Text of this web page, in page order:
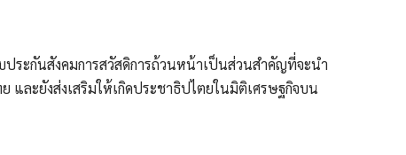
ประกันสังคมการสวัสดิการถ้วนหน้าเป็นส่วนสำคัญที่จะนำ
และยังส่งเสริมให้เกิดประชาธิปไตยในมิติเศรษฐกิจบน